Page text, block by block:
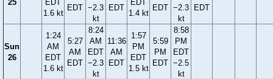
25
EDT
1.6 kt
EDT −2.3
kt
EDT
EDT
1.4 kt
EDT −2.3
kt
EDT
Sun
26
1:24
AM
EDT
1.6 kt
5:27
AM
EDT
8:24
AM
EDT
−2.3
kt
11:36
AM
EDT
1:57
PM
EDT
1.5 kt
5:59
PM
EDT
8:58
PM
EDT
−2.5
kt